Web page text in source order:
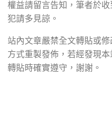
權益請留言告知，筆者於
犯請多見諒。
站內文章嚴禁全文轉貼或
方式重製發佈，若經發現
轉貼時確實遵守，謝謝。